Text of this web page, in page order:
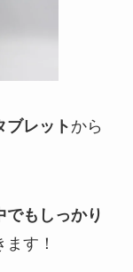
ブレット から
でもしっかり
す！